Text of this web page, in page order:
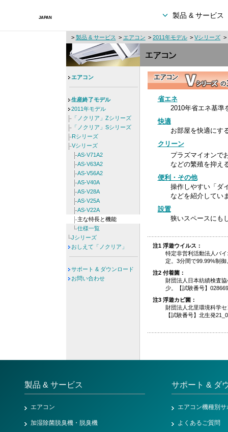
製品 & サービス
> 製品 & サービス > エアコン >2011年モデル >Vシリーズ >
省エネ
2010年省エネ基準
快適
お部屋を快適にす
クリーン
プラズマイオンで
などの繁殖を抑え
便利・その他
操作しやすい「ダ
などを紹介してい
設置
狭いスペースにも
注1 浮遊ウイルス：
特定非営利活動法人バ
定。3分間で99.99%制
注2 付着菌：
財団法人日本紡績検査
少。【試験番号】028669
注3 浮遊カビ菌：
財団法人北里環境科学
【試験番号】北生発
エアコン
生産終了モデル
2011年モデル
「ノクリア」Zシリーズ
「ノクリア」Sシリーズ
Rシリーズ
Vシリーズ
AS-V71A2
AS-V63A2
AS-V56A2
AS-V40A
AS-V28A
AS-V25A
AS-V22A
主な特長と機能
仕様一覧
Jシリーズ
おしえて「ノクリア」
サポート & ダウンロード
お問い合わせ
製品 & サービス
エアコン
加湿除菌脱臭機・脱臭機
サポート & ダ
エアコン機種別
よくあるご質問